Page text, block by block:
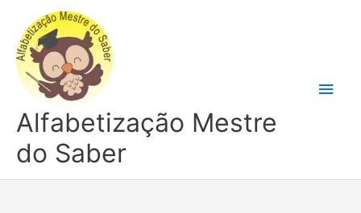
conteúdo
Alfabetização Mestre
do Saber